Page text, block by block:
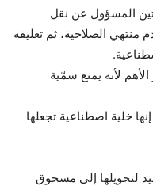
المسؤول عن نقل
الصلاحية، ثم تغليفه
الأهم لأنه يمنع سمّية
خلية اصطناعية تجعلها
لتحويلها إلى مسحوق